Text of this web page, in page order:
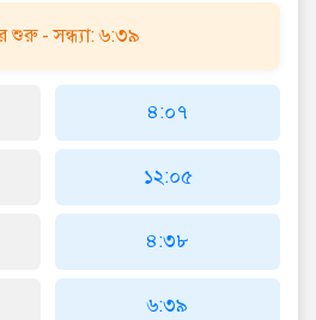
শুরু - সন্ধ্যা: ৬:৩৯
৪:০৭
১২:০৫
৪:৩৮
৬:৩৯